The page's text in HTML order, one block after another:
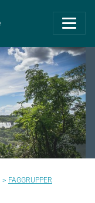
Eyde-Cluster |
FAGGRUPPER